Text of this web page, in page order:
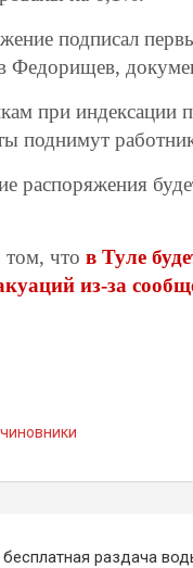
подписал
Федорищев,
при индексации
поднимут
распоряжения
том, что в Туле
из-за
чиновники
раздача